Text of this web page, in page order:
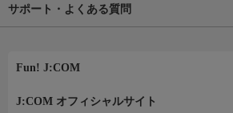
サポート・よくある質問
Fun! J:COM
J:COM オフィシャルサイト